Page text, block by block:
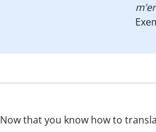
Now that you know how to